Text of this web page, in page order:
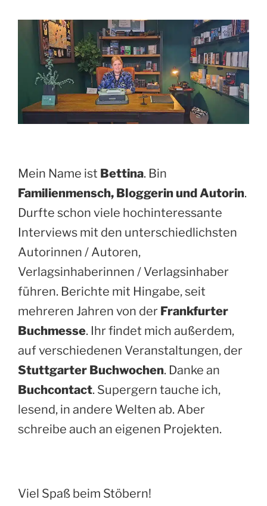
Mein Name ist Bettina. Bin
Familienmensch, Bloggerin und Autorin.
Durfte schon viele hochinteressante
Interviews mit den unterschiedlichsten
Autorinnen / Autoren,
Verlagsinhaberinnen / Verlagsinhaber
führen. Berichte mit Hingabe, seit
mehreren Jahren von der Frankfurter
Buchmesse. Ihr findet mich außerdem,
auf verschiedenen Veranstaltungen, der
Stuttgarter Buchwochen. Danke an
Buchcontact. Supergern tauche ich,
lesend, in andere Welten ab. Aber
schreibe auch an eigenen Projekten.
Viel Spaß beim Stöbern!